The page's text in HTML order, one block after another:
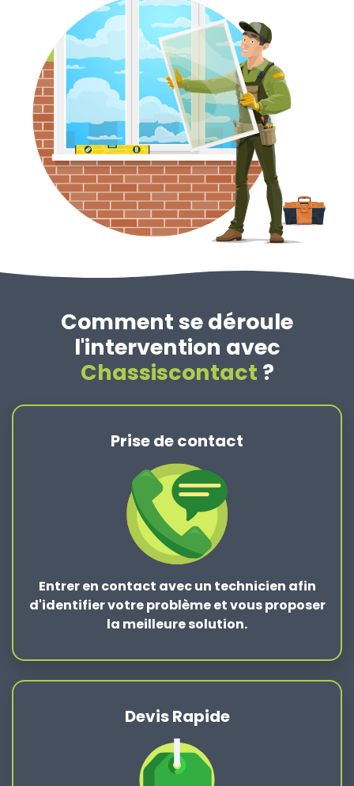
Comment se déroule
l'intervention avec
Chassiscontact ?
Prise de contact
Entrer en contact avec un technicien afin
d'identifier votre problème et vous proposer
la meilleure solution.
Devis Rapide